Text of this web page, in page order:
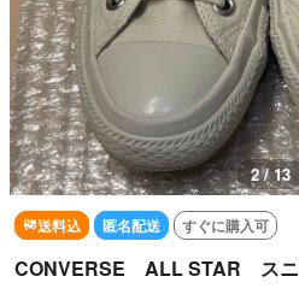
3 / 13
送料込 匿名配送 すぐに購入可
CONVERSE ALL STAR ス